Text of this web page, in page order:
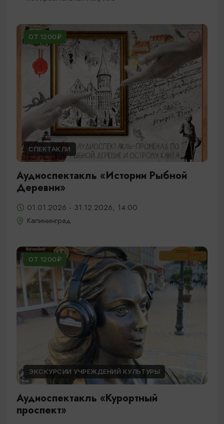
ОТ 1200₽
СПЕКТАКЛИ
Аудиоспектакль «Истории Рыбной
Деревни»
01.01.2026 - 31.12.2026, 14:00
Калининград
ОТ 1200₽
ЭКСКУРСИИ УЧРЕЖДЕНИЙ КУЛЬТУРЫ
Аудиоспектакль «Курортный
проспект»